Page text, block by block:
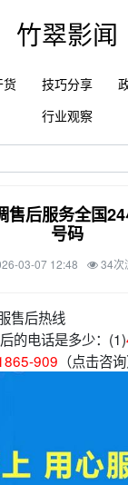
竹翠影闻
货 技巧分享
行业观察
售后服务全国
号码
03-07 12:48 34次
售后热线
的电话是多少：(1)
909 （点击咨询